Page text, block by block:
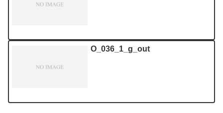
O_036_1_g_out